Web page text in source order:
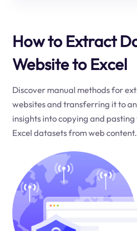
How to Extract
Website to Excel
Discover manual methods for
websites and transferring it to
insights into copying and
Excel datasets from web content.